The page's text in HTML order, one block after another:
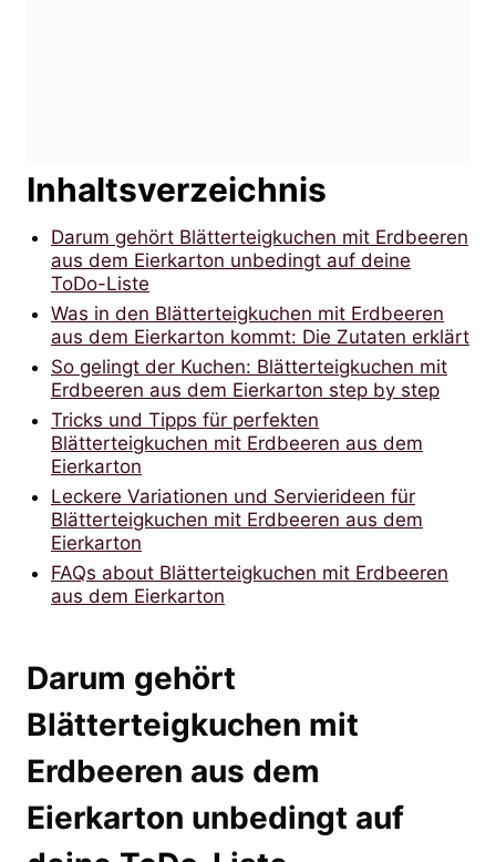
Inhaltsverzeichnis
Darum gehört Blätterteigkuchen mit Erdbeeren
aus dem Eierkarton unbedingt auf deine
ToDo-Liste
Was in den Blätterteigkuchen mit Erdbeeren
aus dem Eierkarton kommt: Die Zutaten erklärt
So gelingt der Kuchen: Blätterteigkuchen mit
Erdbeeren aus dem Eierkarton step by step
Tricks und Tipps für perfekten
Blätterteigkuchen mit Erdbeeren aus dem
Eierkarton
Leckere Variationen und Servierideen für
Blätterteigkuchen mit Erdbeeren aus dem
Eierkarton
FAQs about Blätterteigkuchen mit Erdbeeren
aus dem Eierkarton
Darum gehört
Blätterteigkuchen mit
Erdbeeren aus dem
Eierkarton unbedingt auf